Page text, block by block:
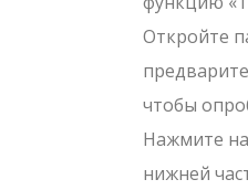
Откройте
чтобы
Нажмите
нижней